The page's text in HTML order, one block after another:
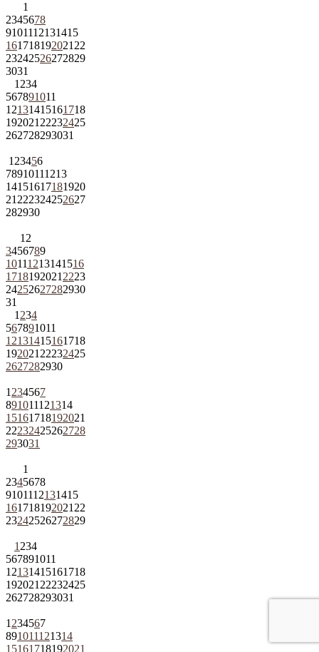
1
2345678
9101112131415
161718192021 22
23242526272829
3031
1 234
567891011
12131415161718
192021 22232425
262728293031
1 23456
78910111213
14151617181920
21 222324252627
282930
1 2
3456789
10111213141516
1718192021 2223
24252627282930
31
1 234
567891011
12131415161718
192021 22232425
2627282930
1 234567
891011121314
15161718192021
22232425262728
293031
1
2345678
9101112131415
161718192021 22
23242526272829
1 234
567891011
12131415161718
192021 22232425
262728293031
1 234567
891011121314
15161718192021